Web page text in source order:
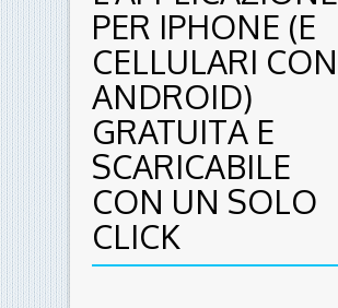
PER IPHONE (E
CELLULARI CON
ANDROID)
GRATUITA E
SCARICABILE
CON UN SOLO
CLICK